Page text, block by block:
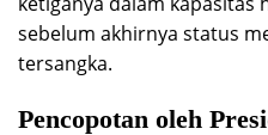
sebelum akhirnya status
tersangka.
Pencopotan oleh